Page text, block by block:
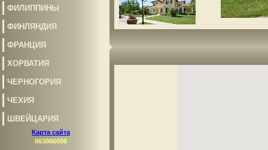
ФИЛИППИНЫ
ФИНЛЯНДИЯ
ФРАНЦИЯ
ХОРВАТИЯ
ЧЕРНОГОРИЯ
ЧЕХИЯ
ШВЕЙЦАРИЯ
Карта сайта
063866098